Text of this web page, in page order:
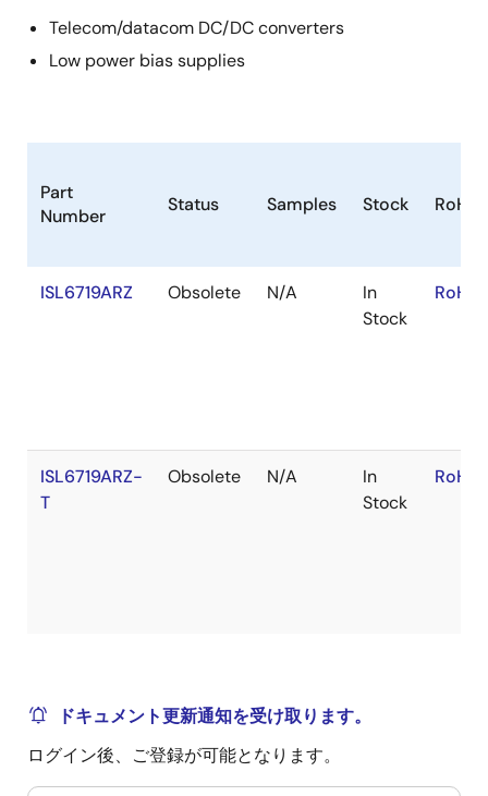
Telecom/datacom DC/DC converters
Low power bias supplies
Part
Number
Status Samples Stock RoHS
ISL6719ARZ Obsolete N/A
In
Stock
ISL6719ARZ-
T
Obsolete N/A
In
Stock
ドキュメント更新通知を受け取ります。
ログイン後、ご登録が可能となります。